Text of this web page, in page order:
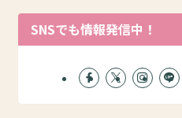
SNSでも情報発信中！